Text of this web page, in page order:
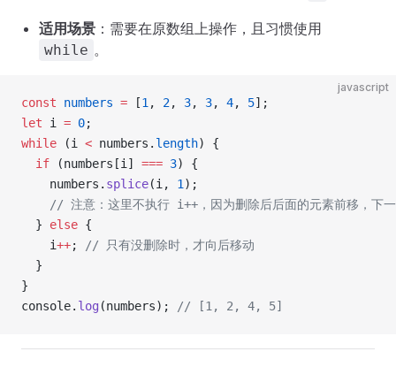
适用场景 ：需要在原数组上操作，且习惯使用
while 。
javascript
const numbers = [1 , 2, 3, 3, 4, 5];
let i = 0;
while (i < numbers. length) {
  if
(numbers[i] === 3) {
    numbers.
splice(i, 1 );
// 注意：这里不执行 i++，因为删除后后面的元素前移，下
  }
else {
    i
++;
// 只有没删除时，才向后移动
  }
}
console. log (numbers); // [1, 2, 4, 5]